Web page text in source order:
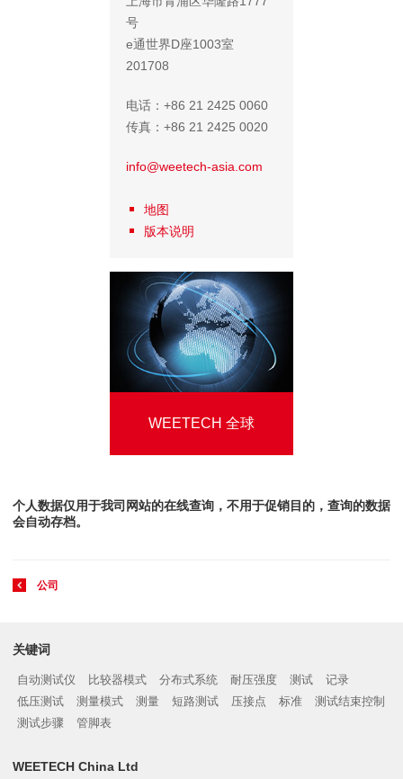
号
e通世界D座1003室
201708
电话：+86 21 2425 0060
传真：+86 21 2425 0020
info@weetech-asia.com
地图
版本说明
WEETECH 全球
个人数据仅用于我司网站的在线查询，不用于促销目的，查询的数据
会自动存档。
公司
关键词
自动测试仪 比较器模式 分布式系统 耐压强度 测试
记录
低压测试
测量模式 测量 短路测试 压接点 标准
测试结束控制
测试步骤
管脚表
WEETECH China Ltd